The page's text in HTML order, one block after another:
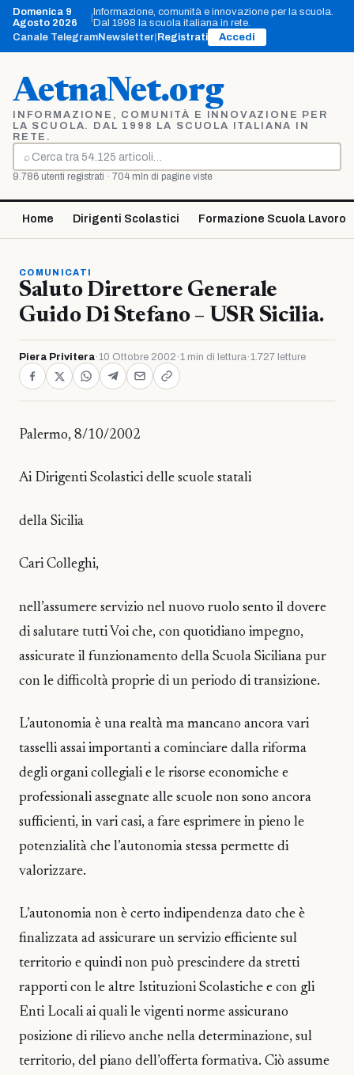
Vai
contenuto
Domenica 9
Agosto 2026
|Informazione, comunità e innovazione per la scuola.
Dal 1998 la scuola italiana in rete.
Canale TelegramNewsletter Registrati Accedi
AetnaNet.org
INFORMAZIONE, COMUNITÀ E INNOVAZIONE PER
LA SCUOLA. DAL 1998 LA SCUOLA ITALIANA IN
RETE.
⌕
Cerca
9.786 utenti registrati · 704 mln di pagine viste
Home Dirigenti Scolastici Formazione Scuola Lavoro
COMUNICATI
Saluto Direttore Generale
Guido Di Stefano – USR Sicilia.
Piera Privitera·10 Ottobre 2002 ·1 min di lettura·1.727 letture
Palermo, 8/10/2002
Ai Dirigenti Scolastici delle scuole statali
della Sicilia
Cari Colleghi,
nell’assumere servizio nel nuovo ruolo sento il dovere
di salutare tutti Voi che, con quotidiano impegno,
assicurate il funzionamento della Scuola Siciliana pur
con le difficoltà proprie di un periodo di transizione.
L’autonomia è una realtà ma mancano ancora vari
tasselli assai importanti a cominciare dalla riforma
degli organi collegiali e le risorse economiche e
professionali assegnate alle scuole non sono ancora
sufficienti, in vari casi, a fare esprimere in pieno le
potenzialità che l’autonomia stessa permette di
valorizzare.
L’autonomia non è certo indipendenza dato che è
finalizzata ad assicurare un servizio efficiente sul
territorio e quindi non può prescindere da stretti
rapporti con le altre Istituzioni Scolastiche e con gli
Enti Locali ai quali le vigenti norme assicurano
posizione di rilievo anche nella determinazione, sul
territorio, del piano dell’offerta formativa. Ciò assume